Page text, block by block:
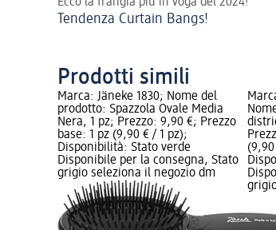
Tendenza Curtain Bangs!
Prodotti simili
Marca: Jäneke 1830; Nome del
prodotto: Spazzola Ovale Media
Nera, 1 pz; Prezzo: 9,90 €; Prezzo
base: 1 pz (9,90 € / 1 pz);
Disponibilità: Stato verde
Disponibile per la consegna, Stato
grigio seleziona il negozio dm